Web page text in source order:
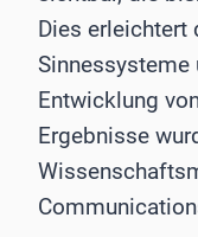
Dies erleichtert
Entwicklung
Ergebnisse